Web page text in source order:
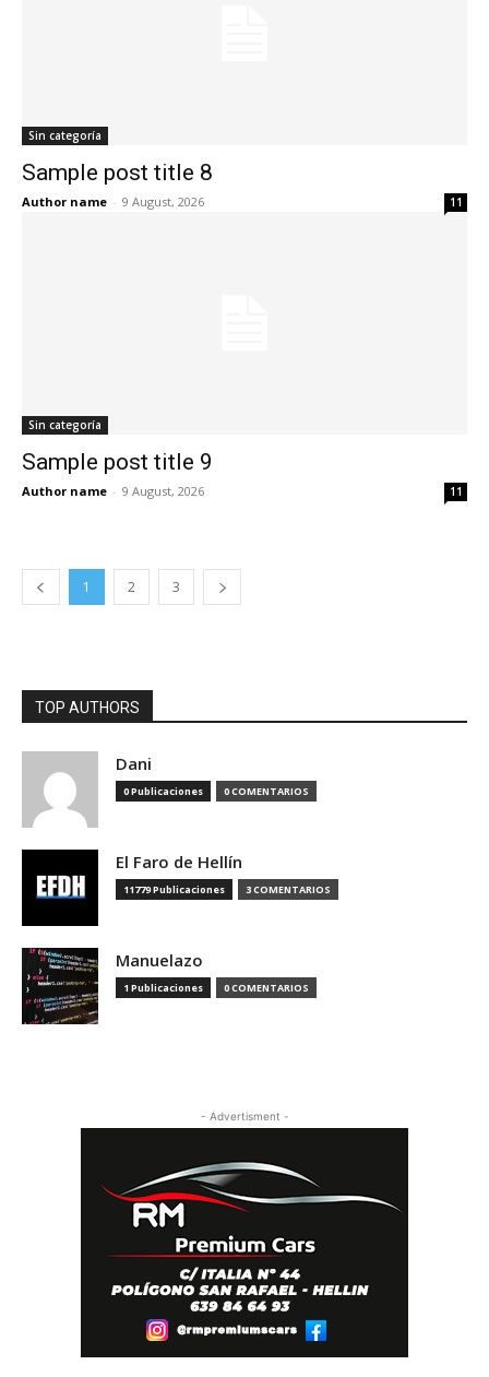
Sin categoría
Sample post title 8
Author name - 9 August, 2026 11
Sin categoría
Sample post title 9
Author name - 9 August, 2026 11
1 2 3
TOP AUTHORS
Dani
0 Publicaciones 0 COMENTARIOS
El Faro de Hellín
11779 Publicaciones 3 COMENTARIOS
Manuelazo
1 Publicaciones 0 COMENTARIOS
- Advertisment -